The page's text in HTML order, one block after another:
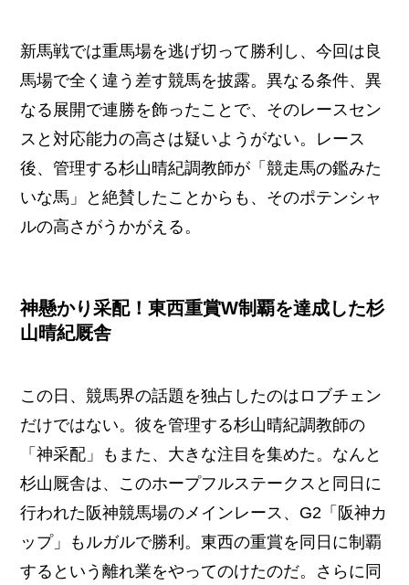
新馬戦では重馬場を逃げ切って勝利し、今回は良
馬場で全く違う差す競馬を披露。異なる条件、異
なる展開で連勝を飾ったことで、そのレースセン
スと対応能力の高さは疑いようがない。レース
後、管理する杉山晴紀調教師が「競走馬の鑑みた
いな馬」と絶賛したことからも、そのポテンシャ
ルの高さがうかがえる。
神懸かり采配！東西重賞W制覇を達成した杉
山晴紀厩舎
この日、競馬界の話題を独占したのはロブチェン
だけではない。彼を管理する杉山晴紀調教師の
「神采配」もまた、大きな注目を集めた。なんと
杉山厩舎は、このホープフルステークスと同日に
行われた阪神競馬場のメインレース、G2「阪神カ
ップ」もルガルで勝利。東西の重賞を同日に制覇
するという離れ業をやってのけたのだ。さらに同